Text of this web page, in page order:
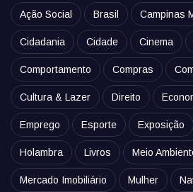
Ação Social Brasil Campinas
Cidadania Cidade Cinema
Comportamento Compras
Cultura & Lazer Direito
Emprego Esporte Exposição
Holambra Livros Meio
Mercado Imobiliário Mulher